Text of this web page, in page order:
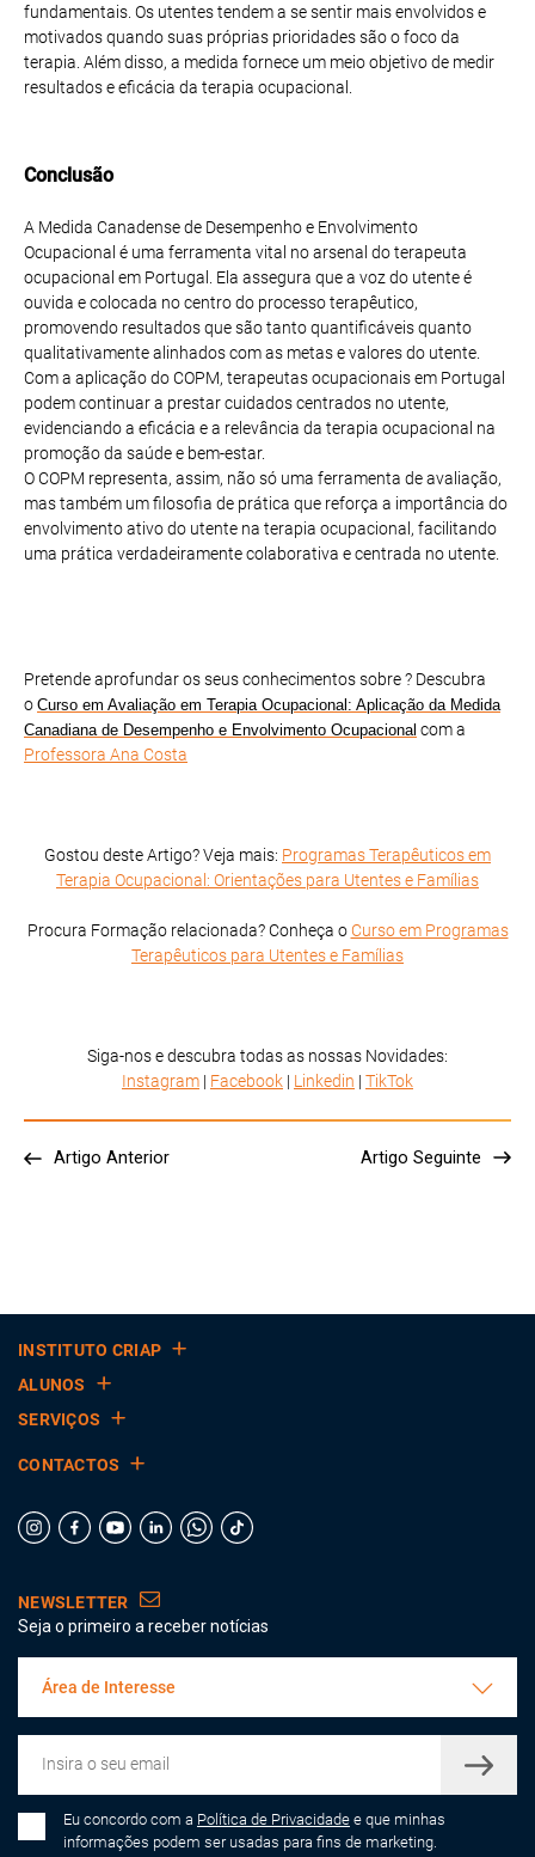
fundamentais. Os utentes tendem a se sentir mais envolvidos e
motivados quando suas próprias prioridades são o foco da
terapia. Além disso, a medida fornece um meio objetivo de medir
resultados e eficácia da terapia ocupacional.
Conclusão
A Medida Canadense de Desempenho e Envolvimento
Ocupacional é uma ferramenta vital no arsenal do terapeuta
ocupacional em Portugal. Ela assegura que a voz do utente é
ouvida e colocada no centro do processo terapêutico,
promovendo resultados que são tanto quantificáveis quanto
qualitativamente alinhados com as metas e valores do utente.
Com a aplicação do COPM, terapeutas ocupacionais em Portugal
podem continuar a prestar cuidados centrados no utente,
evidenciando a eficácia e a relevância da terapia ocupacional na
promoção da saúde e bem-estar.
O COPM representa, assim, não só uma ferramenta de avaliação,
mas também um filosofia de prática que reforça a importância do
envolvimento ativo do utente na terapia ocupacional, facilitando
uma prática verdadeiramente colaborativa e centrada no utente.
Pretende aprofundar os seus conhecimentos sobre ? Descubra
o Curso em Avaliação em Terapia Ocupacional: Aplicação da Medida
Canadiana de Desempenho e Envolvimento Ocupacional com a
Professora Ana Costa
Gostou deste Artigo? Veja mais: Programas Terapêuticos em
Terapia Ocupacional: Orientações para Utentes e Famílias
Procura Formação relacionada? Conheça o Curso em Programas
Terapêuticos para Utentes e Famílias
Siga-nos e descubra todas as nossas Novidades:
Instagram | Facebook | Linkedin | TikTok
Artigo Anterior Artigo Seguinte
INSTITUTO CRIAP
ALUNOS
SERVIÇOS
CONTACTOS
NEWSLETTER
Seja o primeiro a receber notícias
Área de Interesse
Eu concordo com a Política de Privacidade e que minhas
informações podem ser usadas para fins de marketing.